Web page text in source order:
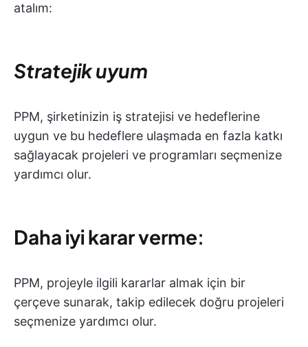
atalım:
Stratejik uyum
PPM, şirketinizin iş stratejisi ve hedeflerine
uygun ve bu hedeflere ulaşmada en fazla katkı
sağlayacak projeleri ve programları seçmenize
yardımcı olur.
Daha iyi karar verme:
PPM, projeyle ilgili kararlar almak için bir
çerçeve sunarak, takip edilecek doğru projeleri
seçmenize yardımcı olur.